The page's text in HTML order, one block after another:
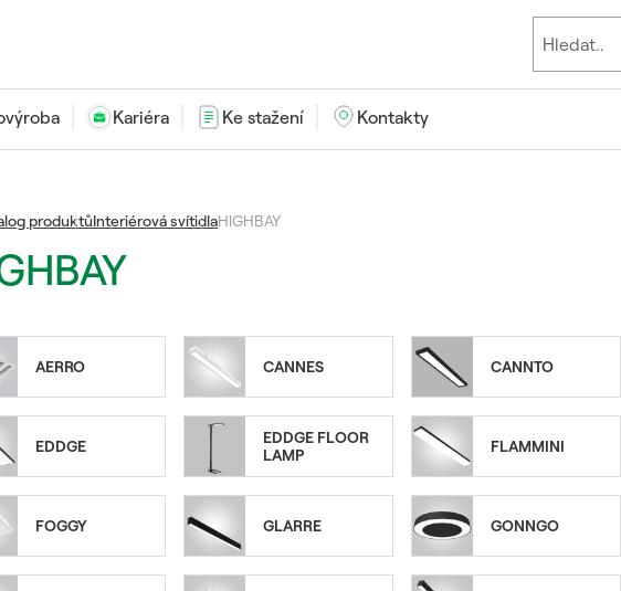
Kariéra Ke stažení Kontakty
produktůInteriérová svítidlaHIGHBAY
AERRO CANNES CANNTO
EDDGE
EDDGE FLOOR
LAMP
FLAMMINI
FOGGY GLARRE GONNGO